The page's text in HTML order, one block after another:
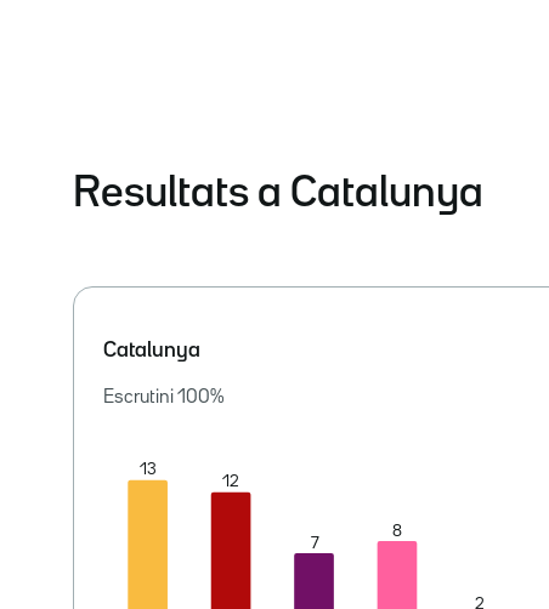
Resultats a Catalunya
Catalunya
Escrutini 100%